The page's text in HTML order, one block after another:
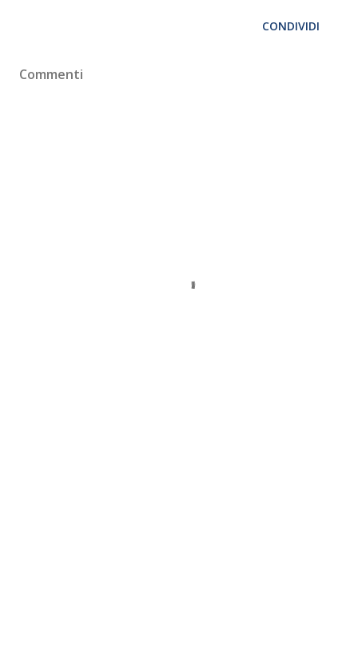
CONDIVIDI
Commenti